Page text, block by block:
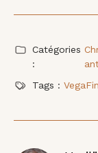
Catégories
:
Tags :